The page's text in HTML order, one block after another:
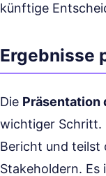
künftige
Ergebnisse
Die Präsentation
wichtiger Schritt.
Bericht und teilst
Stakeholdern.